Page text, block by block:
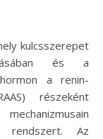
és a
a renin-
részeként
rendszert. Az